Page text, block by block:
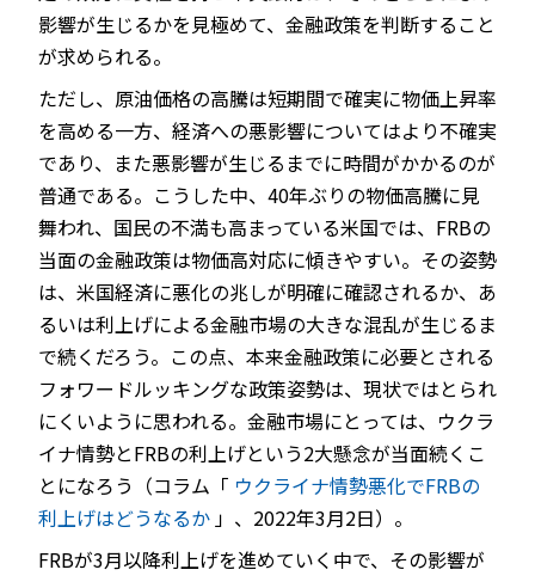
影響が生じるかを見極めて、金融政策を判断すること
が求められる。
ただし、原油価格の高騰は短期間で確実に物価上昇率
を高める一方、経済への悪影響についてはより不確実
であり、また悪影響が生じるまでに時間がかかるのが
普通である。こうした中、40年ぶりの物価高騰に見
舞われ、国民の不満も高まっている米国では、FRBの
当面の金融政策は物価高対応に傾きやすい。その姿勢
は、米国経済に悪化の兆しが明確に確認されるか、あ
るいは利上げによる金融市場の大きな混乱が生じるま
で続くだろう。この点、本来金融政策に必要とされる
フォワードルッキングな政策姿勢は、現状ではとられ
にくいように思われる。金融市場にとっては、ウクラ
イナ情勢とFRBの利上げという2大懸念が当面続くこ
とになろう（コラム「 ウクライナ情勢悪化でFRBの
利上げはどうなるか」、2022年3月2日）。
FRBが3月以降利上げを進めていく中で、その影響が